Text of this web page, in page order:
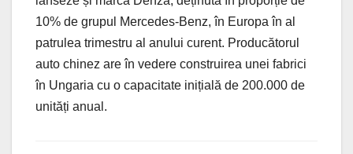
10% de grupul Mercedes-Benz, în Europa în al
patrulea trimestru al anului curent. Producătorul
auto chinez are în vedere construirea unei fabrici
în Ungaria cu o capacitate inițială de 200.000 de
unități anual.